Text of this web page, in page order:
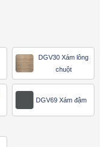
DGV30 Xám lông
chuột
DGV69 Xám đậm